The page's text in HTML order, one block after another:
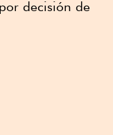
decisión de